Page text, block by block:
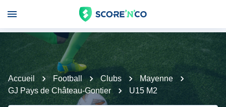
Accueil Football Clubs
Mayenne
GJ Pays de Château-Gontier
U15 M2